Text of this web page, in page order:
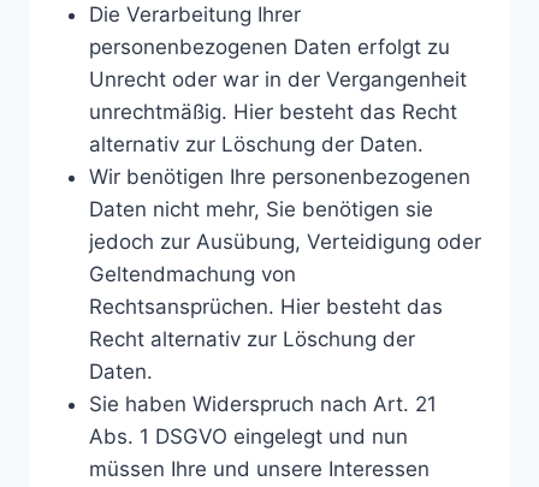
Die Verarbeitung Ihrer
personenbezogenen Daten erfolgt zu
Unrecht oder war in der Vergangenheit
unrechtmäßig. Hier besteht das Recht
alternativ zur Löschung der Daten.
Wir benötigen Ihre personenbezogenen
Daten nicht mehr, Sie benötigen sie
jedoch zur Ausübung, Verteidigung oder
Geltendmachung von
Rechtsansprüchen. Hier besteht das
Recht alternativ zur Löschung der
Daten.
Sie haben Widerspruch nach Art. 21
Abs. 1 DSGVO eingelegt und nun
müssen Ihre und unsere Interessen